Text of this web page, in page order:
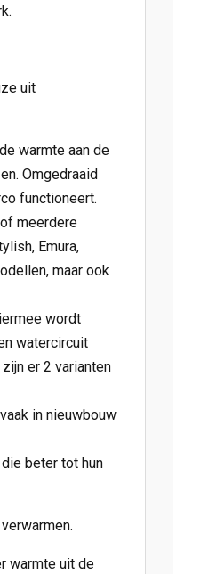
uit
warmte aan de
Omgedraaid
functioneert.
meerdere
Emura,
maar ook
wordt
watercircuit
er 2 varianten
in nieuwbouw
die beter tot hun
warmte uit de